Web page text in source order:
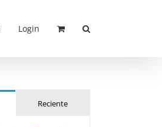
Login
Reciente